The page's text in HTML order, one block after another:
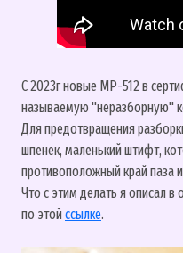
С 2023г новые МР-512 в
называемую "неразборную"
Для предотвращения
шпенек, маленький штифт,
противоположный край паза
Что с этим делать я описал
по этойссылке.